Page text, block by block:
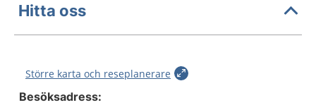
Hitta oss
Större karta och reseplanerare
Besöksadress: